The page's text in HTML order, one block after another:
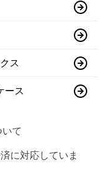
ス
ース
て
に対応していま